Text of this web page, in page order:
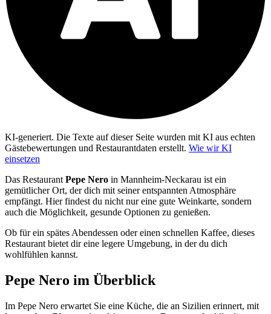
KI-generiert. Die Texte auf dieser Seite wurden mit KI aus echten
Gästebewertungen und Restaurantdaten erstellt. Wie wir KI
einsetzen
Das Restaurant Pepe Nero in Mannheim-Neckarau ist ein
gemütlicher Ort, der dich mit seiner entspannten Atmosphäre
empfängt. Hier findest du nicht nur eine gute Weinkarte, sondern
auch die Möglichkeit, gesunde Optionen zu genießen.
Ob für ein spätes Abendessen oder einen schnellen Kaffee, dieses
Restaurant bietet dir eine legere Umgebung, in der du dich
wohlfühlen kannst.
Pepe Nero im Überblick
Im Pepe Nero erwartet Sie eine Küche, die an Sizilien erinnert, mit